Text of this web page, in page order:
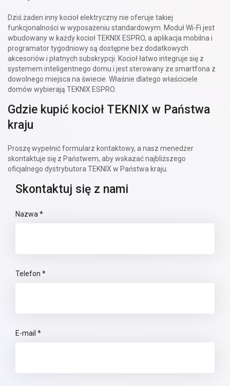
Dziś żaden inny kocioł elektryczny nie oferuje takiej
funkcjonalności w wyposażeniu standardowym. Moduł Wi-Fi jest
wbudowany w każdy kocioł TEKNIX ESPRO, a aplikacja mobilna i
programator tygodniowy są dostępne bez dodatkowych
akcesoriów i płatnych subskrypcji. Kocioł łatwo integruje się z
systemem inteligentnego domu i jest sterowany ze smartfona z
dowolnego miejsca na świecie. Właśnie dlatego właściciele
domów wybierają TEKNIX ESPRO.
Gdzie kupić kocioł TEKNIX w Państwa
kraju
Proszę wypełnić formularz kontaktowy, a nasz menedżer
skontaktuje się z Państwem, aby wskazać najbliższego
oficjalnego dystrybutora TEKNIX w Państwa kraju.
Skontaktuj się z nami
Nazwa *
Telefon *
E-mail *